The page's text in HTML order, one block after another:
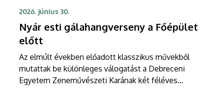
2026. június 30.
Nyár esti gálahangverseny a Főépület
előtt
Az elmúlt években előadott klasszikus művekből
mutattak be különleges válogatást a Debreceni
Egyetem Zeneművészeti Karának két féléves